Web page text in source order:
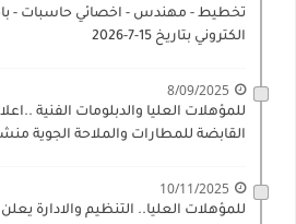
تخطيط - مهندس - اخصائي حاسبات -
الكتروني بتاريخ 15-7-2026
8/09/2025
للمؤهلات العليا والدبلومات الفنية
القابضة للمطارات والملاحة الجوية منشور
10/11/2025
للمؤهلات العليا.. التنظيم والادارة